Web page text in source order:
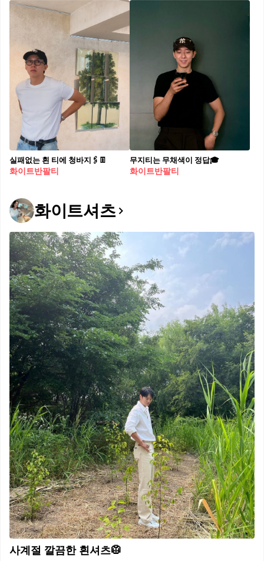
실패없는 흰 티에 청바지🖇️👖
화이트반팔티
무지티는 무채색이 정답🎓
화이트반팔티
화이트셔츠
사계절 깔끔한 흰셔츠🥼⁠